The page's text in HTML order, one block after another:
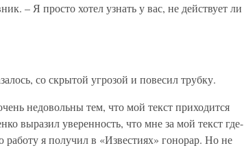
– Я просто хотел узнать у вас, не действует ли
со скрытой угрозой и повесил трубку.
недовольны тем, что мой текст приходится
выразил уверенность, что мне за мой текст где-
я получил в «Известиях» гонорар. Но не